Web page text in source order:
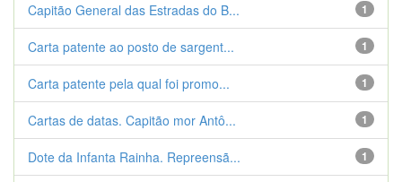
1
Capitão General das Estradas do B...
1
Carta patente ao posto de sargent...
1
Carta patente pela qual foi promo...
1
Cartas de datas. Capitão mor Antô...
1
Dote da Infanta Rainha. Repreensã...